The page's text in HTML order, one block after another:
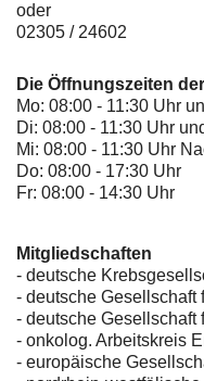
oder
02305 / 24602
Die Öffnungszeiten
Mo: 08:00 - 11:30 Uhr
Di: 08:00 - 11:30 Uhr
Mi: 08:00 - 11:30 Uhr
Do: 08:00 - 17:30 Uhr
Fr: 08:00 - 14:30 Uhr
Mitgliedschaften
- deutsche
- deutsche Gesellschaft
- deutsche Gesellschaft
- onkolog. Arbeitskreis
- europäische